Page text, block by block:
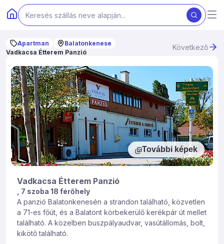
Apartman
Balatonkenese
Vadkacsa Étterem Panzió
Következő
További képek
Vadkacsa Étterem Panzió
, 7 szoba 18 férőhely
A panzió Balatonkenesén a strandon található, közvetlen
a 71-es főút, és a Balatont körbekerülő kerékpár út mellet
található. A közelben buszpályaudvar, vasútállomás, bolt,
kikötő található.